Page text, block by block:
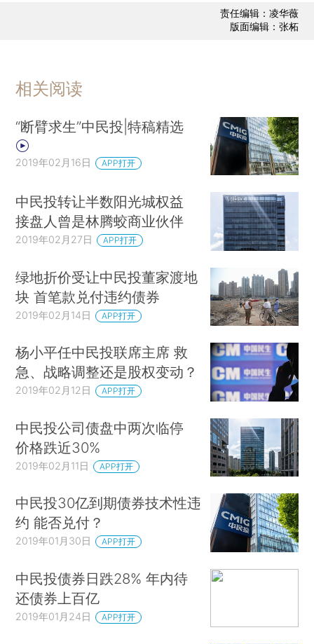
责任编辑：凌华薇
版面编辑：张柘
相关阅读
“断臂求生”中民投|特稿精选
2019年02月16日 APP打开
中民投转让半数阳光城权益
接盘人曾是林腾蛟商业伙伴
2019年02月27日 APP打开
绿地折价受让中民投董家渡地
块 首笔款兑付违约债券
2019年02月14日 APP打开
杨小平任中民投联席主席 救
急、战略调整还是股权变动？
2019年02月12日 APP打开
中民投公司债盘中两次临停
价格跌近30%
2019年02月11日 APP打开
中民投30亿到期债券技术性违
约 能否兑付？
2019年01月30日 APP打开
中民投债券日跌28% 年内待
还债券上百亿
2019年01月24日 APP打开